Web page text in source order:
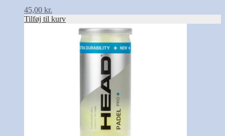
45,00 kr.
Tilføj til kurv